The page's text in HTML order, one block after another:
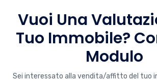
Vuoi Una
Tuo Immobile?
Modulo
Sei interessato alla vendita/affitto del tuo